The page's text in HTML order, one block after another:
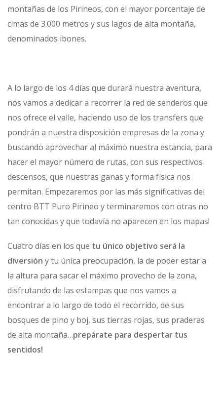
montañas de los Pirineos, con el mayor porcentaje de
cimas de 3.000 metros y sus lagos de alta montaña,
denominados ibones.
A lo largo de los 4 días que durará nuestra aventura,
nos vamos a dedicar a recorrer la red de senderos que
nos ofrece el valle, haciendo uso de los transfers que
pondrán a nuestra disposición empresas de la zona y
buscando aprovechar al máximo nuestra estancia, para
hacer el mayor número de rutas, con sus respectivos
descensos, que nuestras ganas y forma física nos
permitan. Empezaremos por las más significativas del
centro BTT Puro Pirineo y terminaremos con otras no
tan conocidas y que todavía no aparecen en los mapas!
Cuatro días en los que tu único objetivo será la
diversión y tu única preocupación, la de poder estar a
la altura para sacar el máximo provecho de la zona,
disfrutando de las estampas que nos vamos a
encontrar a lo largo de todo el recorrido, de sus
bosques de pino y boj, sus tierras rojas, sus praderas
de alta montaña…prepárate para despertar tus
sentidos!